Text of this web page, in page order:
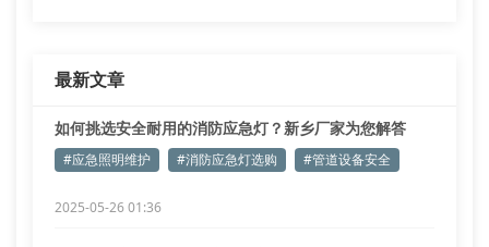
最新文章
如何挑选安全耐用的消防应急灯？新乡厂家为您解答
#应急照明维护 #消防应急灯选购 #管道设备安全
2025-05-26 01:36